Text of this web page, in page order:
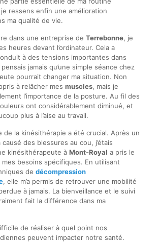
ressens enfin une amélioration
ma qualité de vie.
dans une entreprise de Terrebonne, je
heures devant l’ordinateur. Cela a
à des tensions importantes dans
jamais qu’une simple séance chez
pourrait changer ma situation. Non
à relâcher mes muscles, mais je
l’importance de la posture. Au fil des
ont considérablement diminué, et
plus à l’aise au travail.
de la kinésithérapie a été crucial. Après un
causé des blessures au cou, j’étais
kinésithérapeute à Mont-Royal a pris le
mes besoins spécifiques. En utilisant
de décompression
, elle m’a permis de retrouver une mobilité
à jamais. La bienveillance et le suivi
fait la différence dans ma
de réaliser à quel point nos
peuvent impacter notre santé.